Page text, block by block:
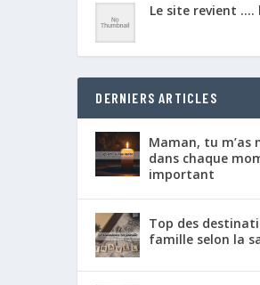
Le site revient
DERNIERS ARTICLES
Maman, tu m’as
dans chaque
important
Top des
famille selon la